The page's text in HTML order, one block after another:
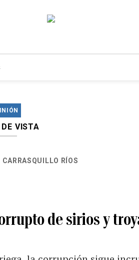
VISTA
CARRASQUILLO RÍOS
de sirios y